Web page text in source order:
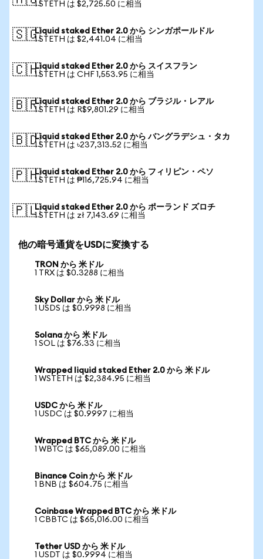
1 STETH は $2,725.50 に相当
🇸🇬Liquid staked Ether 2.0 から シンガポールドル
1 STETH は $2,441.04 に相当
🇨🇭Liquid staked Ether 2.0 から スイスフラン
1 STETH は CHF 1,553.95 に相当
🇧🇷Liquid staked Ether 2.0 から ブラジル・レアル
1 STETH は R$9,801.29 に相当
🇧🇩Liquid staked Ether 2.0 から バングラデシュ・タカ
1 STETH は ৳237,313.52 に相当
🇵🇭Liquid staked Ether 2.0 から フィリピン・ペソ
1 STETH は ₱116,725.94 に相当
🇵🇱Liquid staked Ether 2.0 から ポーランド ズロチ
1 STETH は zł 7,143.69 に相当
他の暗号通貨をUSDに変換する
TRON から 米ドル
1 TRX は $0.3288 に相当
Sky Dollar から 米ドル
1 USDS は $0.9998 に相当
Solana から 米ドル
1 SOL は $76.33 に相当
Wrapped liquid staked Ether 2.0 から 米ドル
1 WSTETH は $2,384.95 に相当
USDC から 米ドル
1 USDC は $0.9997 に相当
Wrapped BTC から 米ドル
1 WBTC は $65,089.00 に相当
Binance Coin から 米ドル
1 BNB は $604.75 に相当
Coinbase Wrapped BTC から 米ドル
1 CBBTC は $65,016.00 に相当
Tether USD から 米ドル
1 USDT は $0.9994 に相当